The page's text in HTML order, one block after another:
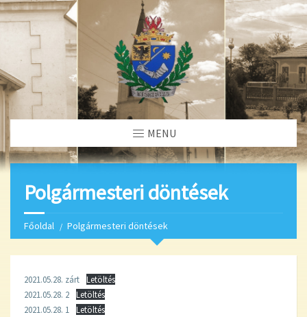
MENU
Polgármesteri döntések
Főoldal Polgármesteri döntések
2021.05.28. zárt
Letöltés
2021.05.28. 2
Letöltés
2021.05.28. 1
Letöltés